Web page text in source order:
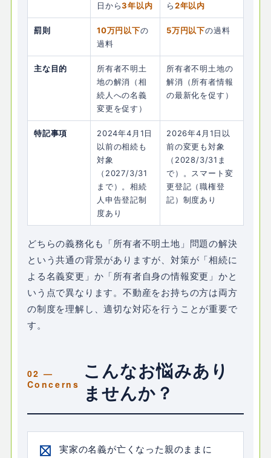
日から3年以内
ら2年以内
罰則 10万円以下の
過料
5万円以下の過料
主な目的
所有者不明土
地の解消（相
続人への名義
変更を促す）
所有者不明土地の
解消（所有者情報
の最新化を促す）
特記事項
2024年4月1日
以前の相続も
対象
（2027/3/31
まで）。相続
人申告登記制
度あり
2026年4月1日以
前の変更も対象
（2028/3/31ま
で）。スマート変
更登記（職権登
記）制度あり
どちらの義務化も「所有者不明土地」問題の解決
という共通の背景がありますが、対策が「相続に
よる名義変更」か「所有者自身の情報変更」かと
いう点で異なります。不動産をお持ちの方は両方
の制度を理解し、適切な対応を行うことが重要で
す。
こんなお悩みあり
ませんか？
実家の名義が亡くなった親のままに